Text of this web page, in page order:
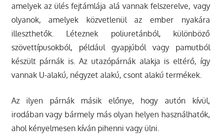
amelyek az ülés fejtámlája alá vannak felszerelve, vagy
olyanok, amelyek közvetlenül az ember nyakára
illeszthetők. Léteznek poliuretánból, különböző
szövettípusokból, például gyapjúból vagy pamutból
készült párnák is. Az utazópárnák alakja is eltérő, így
vannak U-alakú, négyzet alakú, csont alakú termékek.
Az ilyen párnák másik előnye, hogy autón kívül,
irodában vagy bármely más olyan helyen használhatók,
ahol kényelmesen kíván pihenni vagy ülni.